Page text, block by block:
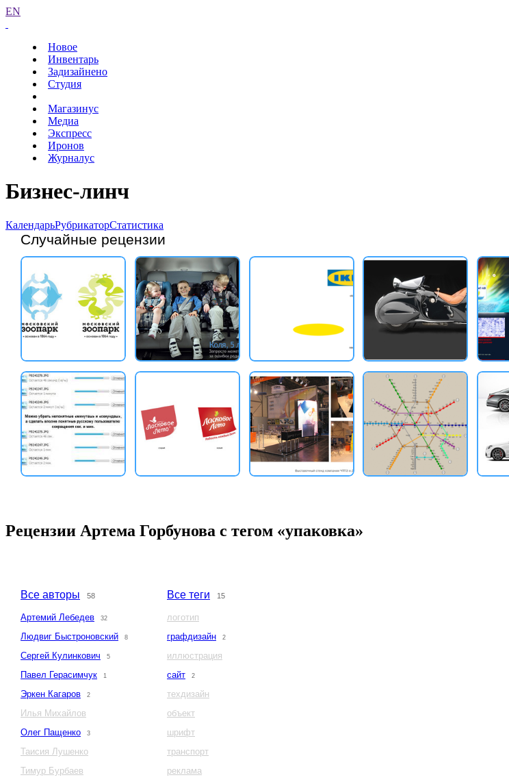
EN
Новое
Инвентарь
Задизайнено
Студия
Магазинус
Медиа
Экспресс
Иронов
Журналус
Бизнес-линч
КалендарьРубрикаторСтатистика
Случайные рецензии
Рецензии Артема Горбунова с тегом «упаковка»
Все авторы 58
Артемий Лебедев 32
Людвиг Быстроновский 8
Сергей Кулинкович 5
Павел Герасимчук 1
Эркен Кагаров 2
Илья Михайлов
Олег Пащенко
3
Таисия Лушенко
Тимур Бурбаев
Все теги 15
логотип
графдизайн
2
иллюстрация
сайт
2
техдизайн
объект
шрифт
транспорт
реклама